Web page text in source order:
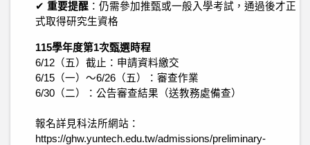
✔ 重要提醒 ：仍需參加推甄或一般入學考試，通過後才正
式取得研究生資格
115學年度第1次甄選時程
6/12（五）截止：申請資料繳交
6/15（一）～6/26（五）：審查作業
6/30（二）：公告審查結果（送教務處備查）
報名詳見科法所網站：
https://ghw.yuntech.edu.tw/admissions/preliminary-